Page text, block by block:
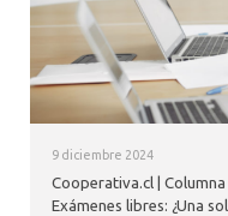
9 diciembre 2024
Cooperativa.cl |
Exámenes libres: ¿Una